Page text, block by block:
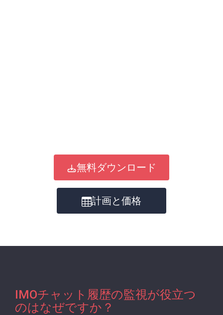
無料ダウンロード
計画と価格
IMOチャット履歴の監視が役立つ
のはなぜですか？